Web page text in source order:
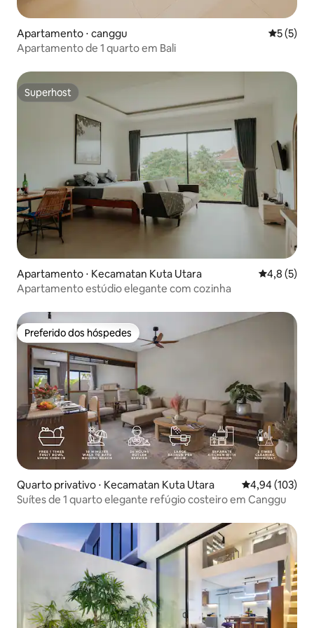
Apartamento ⋅ canggu 5 de
5 (5)
Apartamento de 1 quarto em Bali
Superhost
Superhost
Apartamento ⋅ Kecamatan Kuta Utara 4,8 de
4,8 (5)
Apartamento estúdio elegante com cozinha
Preferido dos hóspedes
Preferido dos hóspedes
Quarto privativo ⋅ Kecamatan Kuta Utara 4,94 de uma
4,94 (103)
Suítes de 1 quarto elegante refúgio costeiro em Canggu